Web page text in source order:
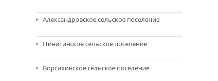
Александровское сельское поселение
Пинигинское сельское поселение
Ворсихинское сельское поселение